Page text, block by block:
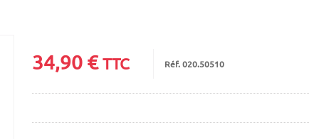
34,90€ TTC Réf. 020.50510